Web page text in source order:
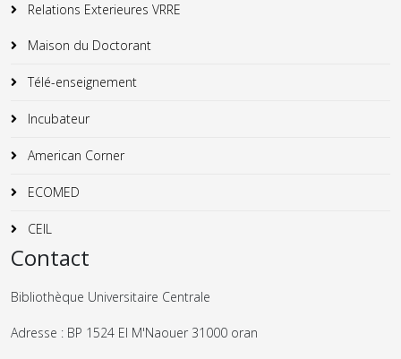
Relations Exterieures VRRE
Maison du Doctorant
Télé-enseignement
Incubateur
American Corner
ECOMED
CEIL
Contact
Bibliothèque Universitaire Centrale
Adresse : BP 1524 El M'Naouer 31000 oran